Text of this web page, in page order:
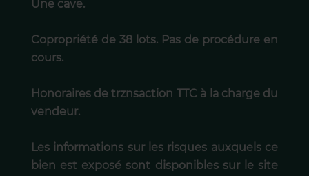
Une cave.
Copropriété de 38 lots. Pas de procédure en
cours.
Honoraires de trznsaction TTC à la charge du
vendeur.
Les informations sur les risques auxquels ce
bien est exposé sont disponibles sur le site